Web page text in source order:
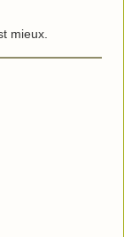
mieux.